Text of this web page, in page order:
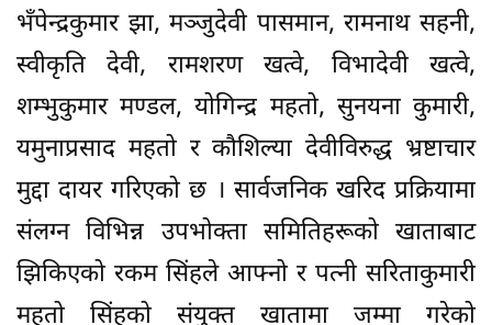
भँपेन्द्रकुमार झा, मञ्जुदेवी पासमान, रामनाथ सहनी,
स्वीकृति देवी, रामशरण खत्वे, विभादेवी खत्वे,
शम्भुकुमार मण्डल, योगिन्द्र महतो, सुनयना कुमारी,
यमुनाप्रसाद महतो र कौशिल्या देवीविरुद्ध भ्रष्टाचार
मुद्दा दायर गरिएको छ । सार्वजनिक खरिद प्रक्रियामा
संलग्न विभिन्न उपभोक्ता समितिहरूको खाताबाट
झिकिएको रकम सिंहले आफ्नो र पत्नी सरिताकुमारी
महतो सिंहको संयुक्त खातामा जम्मा गरेको